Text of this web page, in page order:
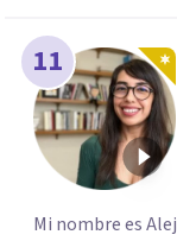
11
Mi nombre es